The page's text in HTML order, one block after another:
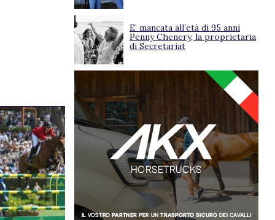
E’ mancata all’età di 95 anni
Penny Chenery, la proprietaria
di Secretariat